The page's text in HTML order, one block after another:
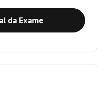
da Exame